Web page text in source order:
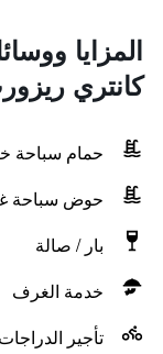
المزايا
كانتري
حمام سباحة
حوض سباحة
بار / صالة
خدمة الغرف
تأجير الدراجات